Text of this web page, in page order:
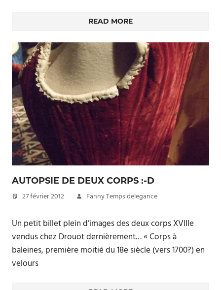
READ MORE
AUTOPSIE DE DEUX CORPS :-D
27 février 2012 Fanny Temps delegance
Un petit billet plein d’images des deux corps XVIIIe
vendus chez Drouot dernièrement… « Corps à
baleines, première moitié du 18e siècle (vers 1700?) en
velours